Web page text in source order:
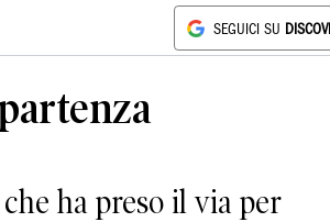
SEGUICI SU
ha preso il via per